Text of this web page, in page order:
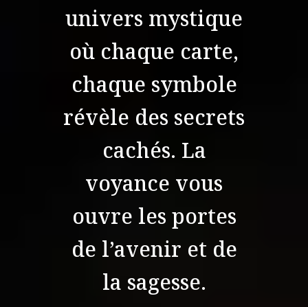
univers mystique
où chaque carte,
chaque symbole
révèle des secrets
cachés. La
voyance vous
ouvre les portes
de l’avenir et de
la sagesse.